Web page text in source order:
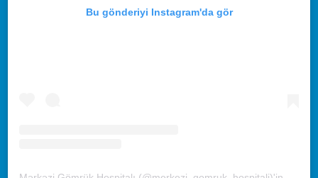
Bu gönderiyi Instagram'da gör